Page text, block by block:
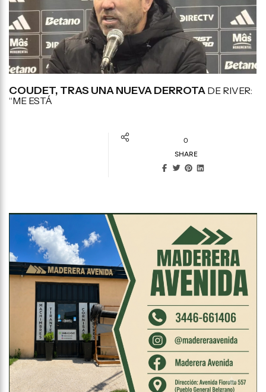
COUDET, TRAS UNA NUEVA DERROTA DE RIVER:
“ME ESTÁ
0
SHARE